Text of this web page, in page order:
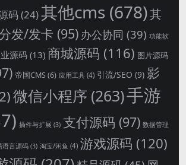
码 (24)其他cms (678)其
发/发卡 (95) 办公协同 (39) 功能软
源码 (13) 商城源码 (116) 图片源码
帝国CMS(6) 应用工具 (4) 引流/SEO (9) 影
微信小程序 (263)手游
插件与扩展 (3) 支付源码 (97) 数据管理
语言源码 (3) 淘宝/闲鱼 (4) 游戏源码 (120)